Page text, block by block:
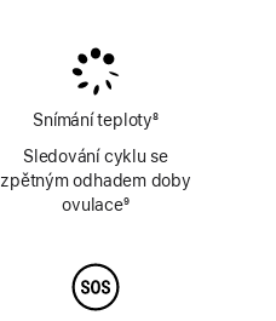
Snímání teploty
Poznámka
8
Sledování cyklu se
zpětným odhadem doby
ovulace9